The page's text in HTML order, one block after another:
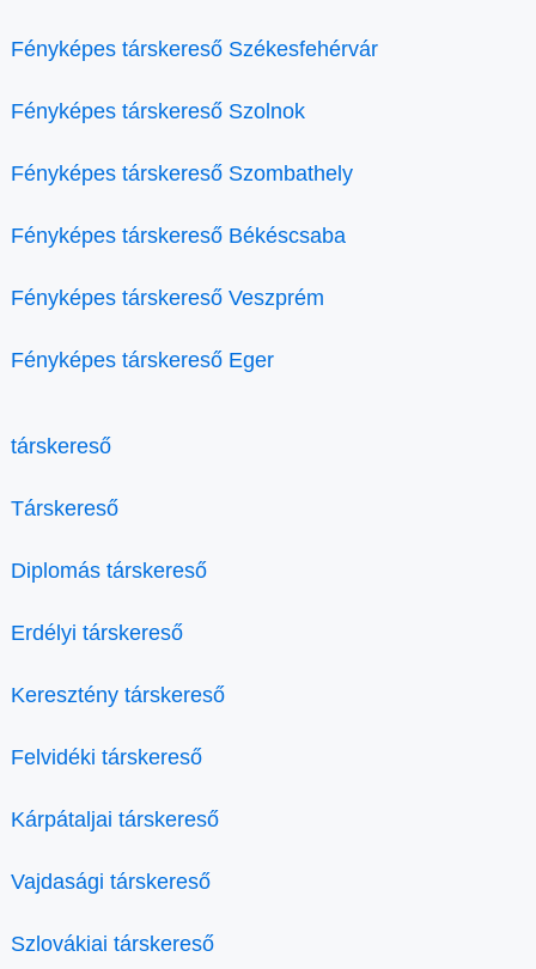
Fényképes társkereső Székesfehérvár
Fényképes társkereső Szolnok
Fényképes társkereső Szombathely
Fényképes társkereső Békéscsaba
Fényképes társkereső Veszprém
Fényképes társkereső Eger
társkereső
Társkereső
Diplomás társkereső
Erdélyi társkereső
Keresztény társkereső
Felvidéki társkereső
Kárpátaljai társkereső
Vajdasági társkereső
Szlovákiai társkereső